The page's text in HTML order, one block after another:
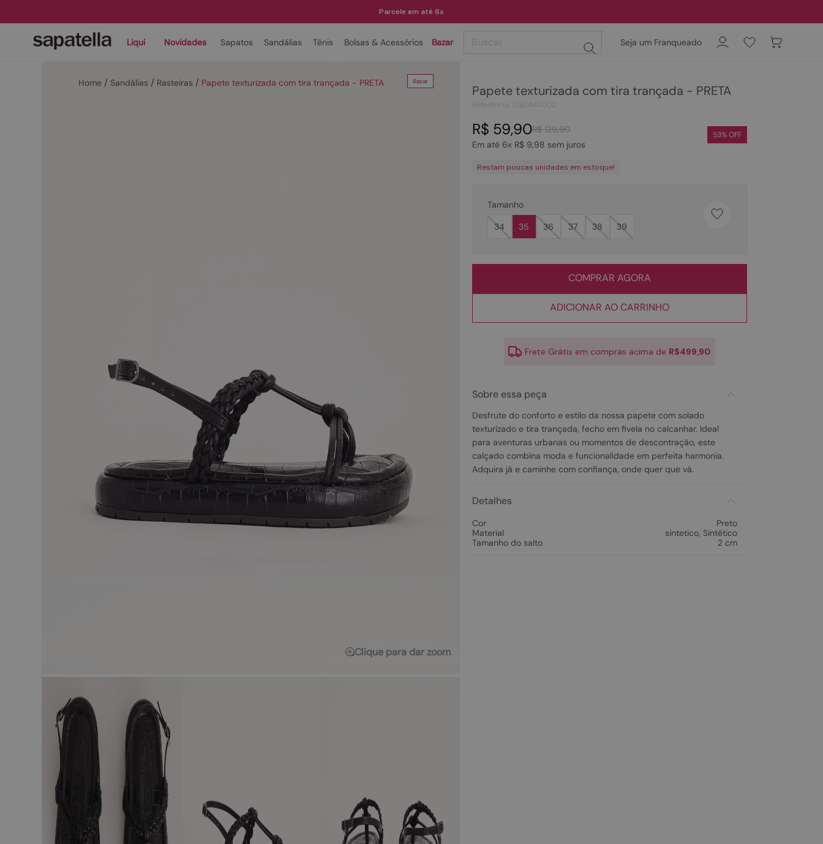
Parcele em até 6x
Liqui Novidades Sapatos Sandálias Tênis Bolsas & Acessórios Bazar Seja um Franqueado
Sandálias Rasteiras Papete texturizada com tira trançada - PRETA Bazar
Clique para dar zoom
Papete texturizada com tira trançada - PRETA
R$ 129,90
R$ 59,90
Em até 6x R$ 9,98 sem juros
53% OFF
Restam poucas unidades em estoque!
Tamanho
34
35 36 37 38 39
COMPRAR AGORA
ADICIONAR AO CARRINHO
Frete Grátis em compras acima de R$499,90
Sobre essa peça
Desfrute do conforto e estilo da nossa papete com solado
texturizado e tira trançada, fecho em fivela no calcanhar. Ideal
para aventuras urbanas ou momentos de descontração, este
calçado combina moda e funcionalidade em perfeita harmonia.
Adquira já e caminhe com confiança, onde quer que vá.
Detalhes
Cor
Preto
Material
sintetico, Sintético
Tamanho do salto
2 cm
TERMOS MAIS BUSCADOS